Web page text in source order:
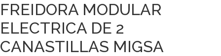
FREIDORA MODULAR
ELECTRICA DE 2
CANASTILLAS MIGSA